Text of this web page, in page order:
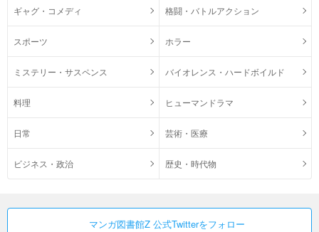
ギャグ・コメディ 格闘・バトルアクション
スポーツ ホラー
ミステリー・サスペンス バイオレンス・ハードボイルド
料理 ヒューマンドラマ
日常 芸術・医療
ビジネス・政治 歴史・時代物
マンガ図書館Z 公式Twitterをフォロー